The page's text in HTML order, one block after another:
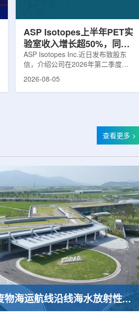
ASP Isotopes上半年PET实
验室收入增长超50%，同位
素浓缩设施推进商业生产
ASP Isotopes Inc.近日发布致股东
信，介绍公司在2026年第二季度财
务业绩公布前各业务板块的运营进
相关业务通常与放射性药物制备、分
子影像和核医学诊断应用密切相关。
入商业生产前的最后阶段，预计将在
2026年下半年交...
2026-08-05
查看更多 >
韩国将调查放射性废物海运航线沿线海水放射性水平